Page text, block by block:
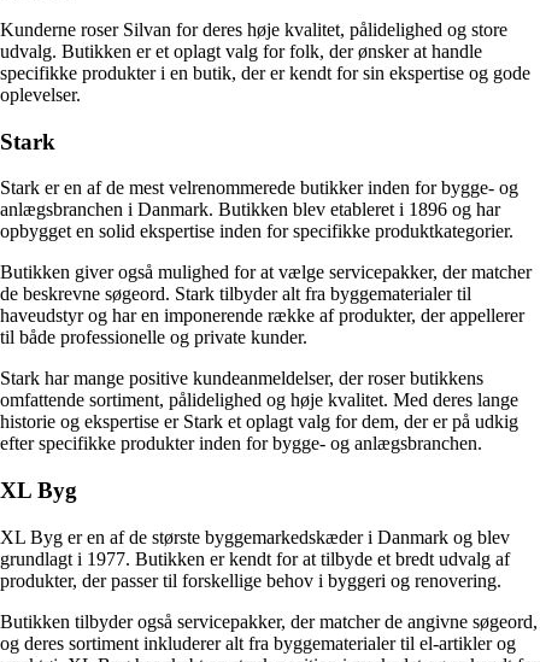
Kunderne roser Silvan for deres høje kvalitet, pålidelighed og store
udvalg. Butikken er et oplagt valg for folk, der ønsker at handle
specifikke produkter i en butik, der er kendt for sin ekspertise og gode
oplevelser.
Stark
Stark er en af de mest velrenommerede butikker inden for bygge- og
anlægsbranchen i Danmark. Butikken blev etableret i 1896 og har
opbygget en solid ekspertise inden for specifikke produktkategorier.
Butikken giver også mulighed for at vælge servicepakker, der matcher
de beskrevne søgeord. Stark tilbyder alt fra byggematerialer til
haveudstyr og har en imponerende række af produkter, der appellerer
til både professionelle og private kunder.
Stark har mange positive kundeanmeldelser, der roser butikkens
omfattende sortiment, pålidelighed og høje kvalitet. Med deres lange
historie og ekspertise er Stark et oplagt valg for dem, der er på udkig
efter specifikke produkter inden for bygge- og anlægsbranchen.
XL Byg
XL Byg er en af de største byggemarkedskæder i Danmark og blev
grundlagt i 1977. Butikken er kendt for at tilbyde et bredt udvalg af
produkter, der passer til forskellige behov i byggeri og renovering.
Butikken tilbyder også servicepakker, der matcher de angivne søgeord,
og deres sortiment inkluderer alt fra byggematerialer til el-artikler og